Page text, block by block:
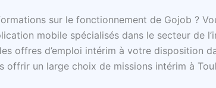
sur le fonctionnement de Gojob ?
mobile spécialisés dans le secteur de
offres d’emploi intérim à votre disposition
offrir un large choix de missions intérim à